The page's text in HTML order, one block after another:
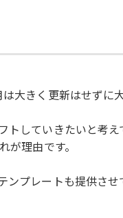
大きく更新はせずに
していきたいと考
理由です。
ンプレートも提供さ